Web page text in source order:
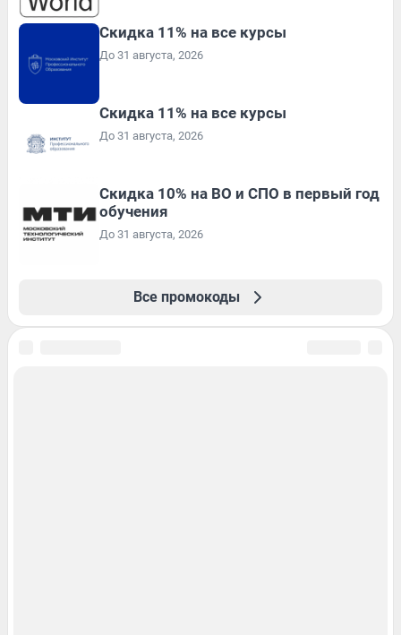
Скидка 11% на все курсы
До 31 августа, 2026
Скидка 11% на все курсы
До 31 августа, 2026
Скидка 10% на ВО и СПО в первый год
обучения
До 31 августа, 2026
Все промокоды